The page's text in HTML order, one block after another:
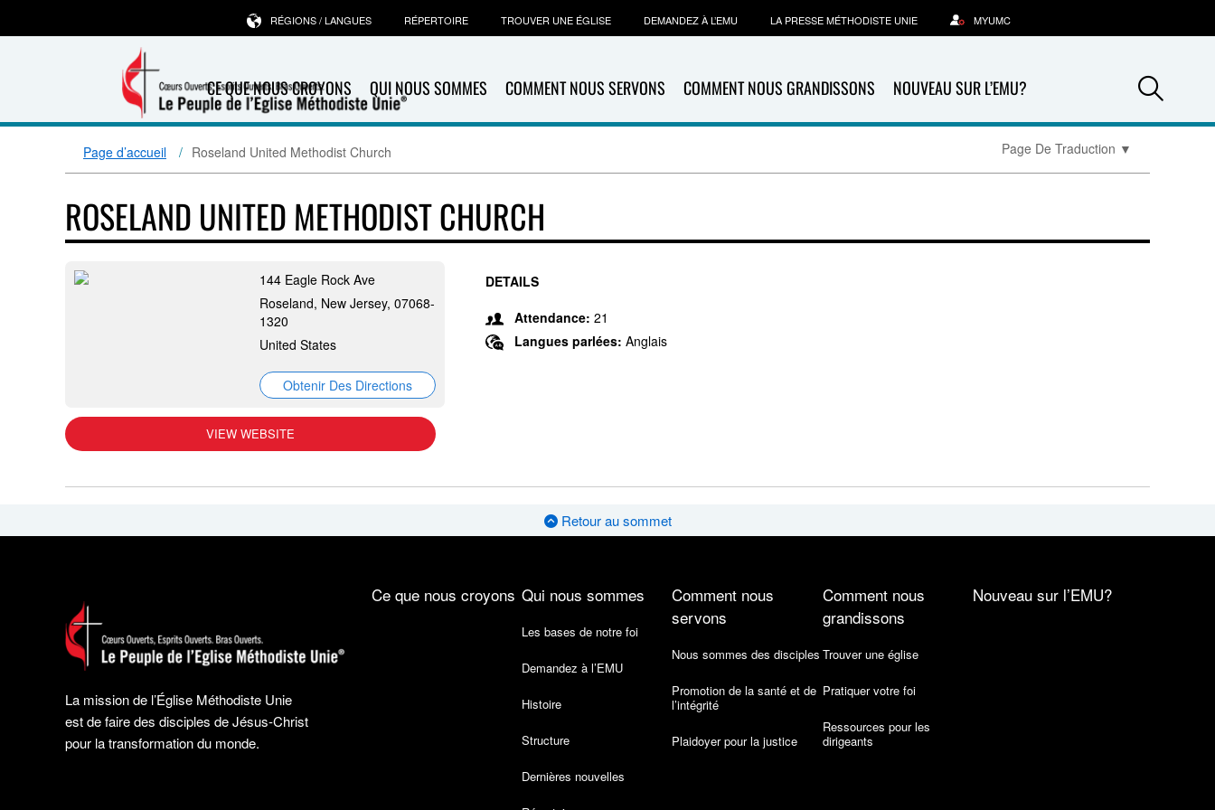
CE QUE NOUS CROYONS QUI NOUS SOMMES COMMENT NOUS SERVONS COMMENT NOUS GRANDISSONS NOUVEAU SUR L’EMU?
RÉGIONS / LANGUES RÉPERTOIRE TROUVER UNE ÉGLISE DEMANDEZ À L’EMU LA PRESSE MÉTHODISTE UNIE MYUMC
Page d’accueil Roseland United Methodist Church Page De Traduction ▼
ROSELAND UNITED METHODIST CHURCH
144 Eagle Rock Ave
Roseland, New Jersey, 07068-
1320
United States
Obtenir Des Directions
VIEW WEBSITE
DETAILS
Attendance: 21
Langues parlées: Anglais
Retour au sommet
La mission de l’Église Méthodiste Unie
est de faire des disciples de Jésus-Christ
pour la transformation du monde.
Ce que nous croyons Qui nous sommes
Les bases de notre foi
Demandez à l’EMU
Histoire
Structure
Dernières nouvelles
Comment nous
servons
Nous sommes des disciples
Promotion de la santé et de
l’intégrité
Plaidoyer pour la justice
Comment nous
grandissons
Trouver une église
Pratiquer votre foi
Ressources pour les
dirigeants
Nouveau sur l’EMU?